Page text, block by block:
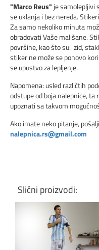
"Marco Reus" je samolepljivi
se uklanja i bez nereda.
Za samo nekoliko minuta
obradovati Vaše mališane.
površine, kao što su: zid,
stiker ne može se ponovo
se upustvo za lepljenje.
Napomena: usled različtih
odstupe od boja nalepnice,
upoznati sa takvom
Ako imate neko pitanje,
nalepnica.rs@gmail.com
Slični proizvodi: